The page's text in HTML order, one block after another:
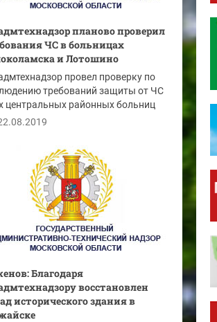
планово проверил
ЧС в больницах
и Лотошино
провел проверку по
требований защиты от ЧС
центральных районных больниц
Благодаря
восстановлен
исторического здания в